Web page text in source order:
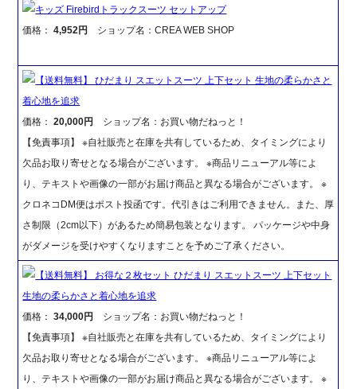
キッズ Firebirdトラックスーツ セットアップ
価格：4,952円 ショップ名：CREA WEB SHOP
【送料無料】 ひだまり スエットスーツ 上下セット 生地の柔らかさと
着心地を追求
価格：20,000円
ショップ名：お買い物だねっと！
【免責事項】 ※自社販売と在庫を共有しているため、タイミングにより
欠品お取り寄せとなる場合がございます。 ※商品リニューアル等によ
り、テキストや画像の一部がお届け商品と異なる場合がございます。 ※
クロネコDM便はポスト投函です。代引きはご利用できません。また、厚
さ制限（2cm以下）があるため簡易包装となります。 パッケージや中身
がダメージを受けやすくなりますことを予めご了承ください。
【送料無料】 お得な２枚セット ひだまり スエットスーツ 上下セット
生地の柔らかさと着心地を追求
価格：34,000円
ショップ名：お買い物だねっと！
【免責事項】 ※自社販売と在庫を共有しているため、タイミングにより
欠品お取り寄せとなる場合がございます。 ※商品リニューアル等によ
り、テキストや画像の一部がお届け商品と異なる場合がございます。 ※